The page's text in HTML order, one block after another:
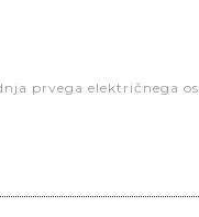
prvega električnega